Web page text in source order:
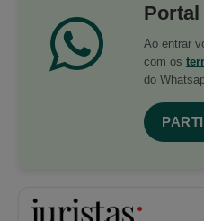
Ao entrar
com os
do